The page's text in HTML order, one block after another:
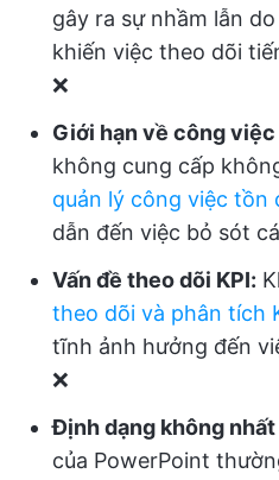
gây ra sự nhầm lẫn
khiến việc theo dõi
❌
Giới hạn về công
không cung cấp
quản lý công việc tồn
dẫn đến việc bỏ sót
Vấn đề theo dõi KPI:
theo dõi và phân tích
tĩnh ảnh hưởng đến
❌
Định dạng không nhất
của PowerPoint